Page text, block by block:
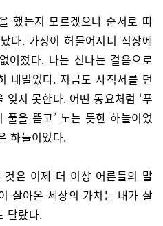
했는지 모르겠으나 순서로 따
다. 가정이 허물어지니 직장에
어졌다. 나는 신나는 걸음으로
내밀었다. 지금도 사직서를 던
지 못한다. 어떤 동요처럼 ‘푸
을 뜯고’ 노는 듯한 하늘이었
하늘이었다.
것은 이제 더 이상 어른들의 말
살아온 세상의 가치는 내가 살
달랐다.